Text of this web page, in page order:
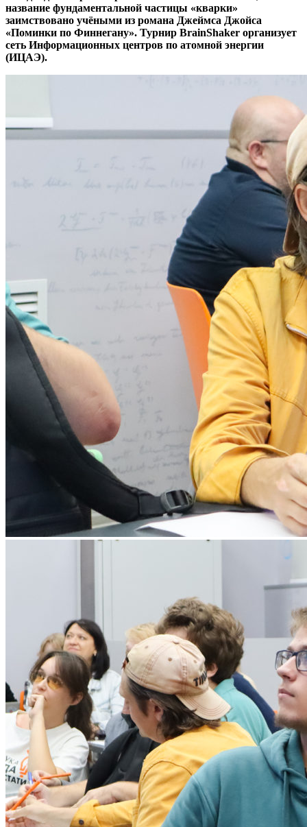
название фундаментальной частицы «кварки»
заимствовано учёными из романа Джеймса Джойса
«Поминки по Финнегану». Турнир BrainShaker организует
сеть Информационных центров по атомной энергии
(ИЦАЭ).